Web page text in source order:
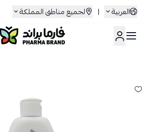
العربية | لجميع مناطق المملكة
صيدلية فارما براند